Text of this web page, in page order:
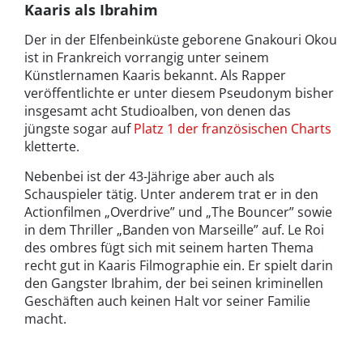
Kaaris als Ibrahim
Der in der Elfenbeinküste geborene Gnakouri Okou
ist in Frankreich vorrangig unter seinem
Künstlernamen Kaaris bekannt. Als Rapper
veröffentlichte er unter diesem Pseudonym bisher
insgesamt acht Studioalben, von denen das
jüngste sogar aufPlatz 1 der französischen Charts
kletterte.
Nebenbei ist der 43-Jährige aber auch als
Schauspieler tätig. Unter anderem trat er in den
Actionfilmen „Overdrive” und „The Bouncer” sowie
in dem Thriller „Banden von Marseille” auf. Le Roi
des ombres fügt sich mit seinem harten Thema
recht gut in Kaaris Filmographie ein. Er spielt darin
den Gangster Ibrahim, der bei seinen kriminellen
Geschäften auch keinen Halt vor seiner Familie
macht.